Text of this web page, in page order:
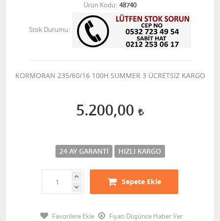
Ürün Kodu 48740
Stok Durumu
KORMORAN 235/60/16 100H SUMMER 3 ÜCRETSİZ KARGO
5.200,00
24 AY GARANTI HIZLI KARGO
Sepete Ekle
Favorilere Ekle
Fiyatı Düşünce Haber Ver